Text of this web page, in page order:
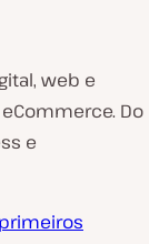
web e
Do
e
primeiros